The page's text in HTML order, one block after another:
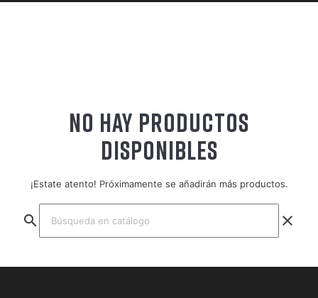
NO HAY PRODUCTOS
DISPONIBLES
¡Estate atento! Próximamente se añadirán más productos.
search clear